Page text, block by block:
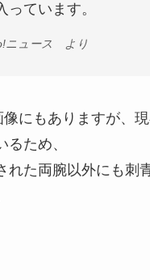
っています。
ニュース より
像にもありますが、
るため、
れた両腕以外にも刺